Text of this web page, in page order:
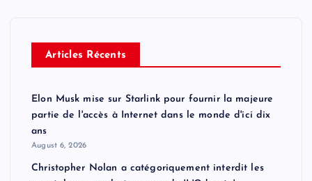
Articles Récents
Elon Musk mise sur Starlink pour fournir la majeure
partie de l'accès à Internet dans le monde d'ici dix
ans
August 6, 2026
Christopher Nolan a catégoriquement interdit les